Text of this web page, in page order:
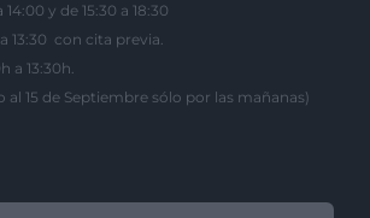
14:00 y de 15:30 a 18:30
13:30 con cita previa.
a 13:30h.
al 15 de Septiembre sólo por las mañanas)